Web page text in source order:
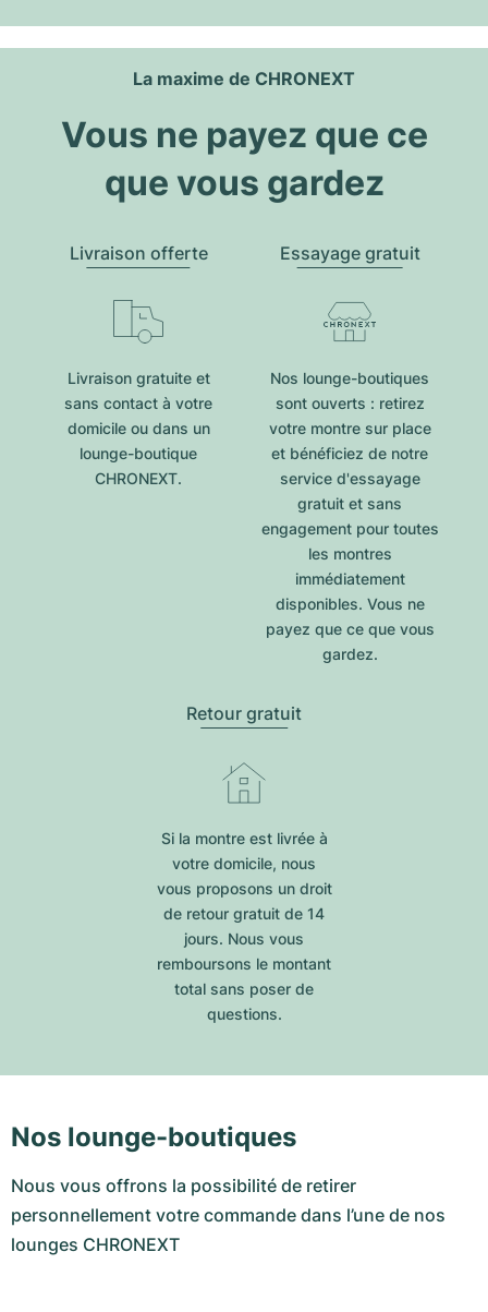
La maxime de CHRONEXT
Vous ne payez que ce
que vous gardez
Livraison offerte
Livraison gratuite et
sans contact à votre
domicile ou dans un
lounge-boutique
CHRONEXT.
Essayage gratuit
Nos lounge-boutiques
sont ouverts : retirez
votre montre sur place
et bénéficiez de notre
service d'essayage
gratuit et sans
engagement pour toutes
les montres
immédiatement
disponibles. Vous ne
payez que ce que vous
gardez.
Retour gratuit
Si la montre est livrée à
votre domicile, nous
vous proposons un droit
de retour gratuit de 14
jours. Nous vous
remboursons le montant
total sans poser de
questions.
Nos lounge-boutiques
Nous vous offrons la possibilité de retirer
personnellement votre commande dans l’une de nos
lounges CHRONEXT